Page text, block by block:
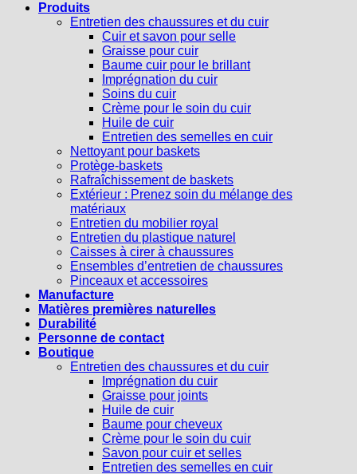
Produits
Entretien des chaussures et du cuir
Cuir et savon pour selle
Graisse pour cuir
Baume cuir pour le brillant
Imprégnation du cuir
Soins du cuir
Crème pour le soin du cuir
Huile de cuir
Entretien des semelles en cuir
Nettoyant pour baskets
Protège-baskets
Rafraîchissement de baskets
Extérieur : Prenez soin du mélange des
matériaux
Entretien du mobilier royal
Entretien du plastique naturel
Caisses à cirer à chaussures
Ensembles d’entretien de chaussures
Pinceaux et accessoires
Manufacture
Matières premières naturelles
Durabilité
Personne de contact
Boutique
Entretien des chaussures et du cuir
Imprégnation du cuir
Graisse pour joints
Huile de cuir
Baume pour cheveux
Crème pour le soin du cuir
Savon pour cuir et selles
Entretien des semelles en cuir